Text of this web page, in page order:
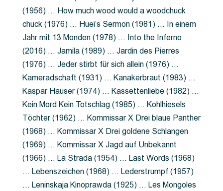
(1956) … How much wood would a woodchuck
chuck (1976) … Huei’s Sermon (1981) … In einem
Jahr mit 13 Monden (1978) … Into the Inferno
(2016) … Jamila (1989) … Jardin des Pierres
(1976) … Jeder stirbt für sich allein (1976) …
Kameradschaft (1931) … Kanakerbraut (1983) …
Kaspar Hauser (1974) … Kassettenliebe (1982) …
Kein Mord Kein Totschlag (1985) … Kohlhiesels
Töchter (1962) … Kommissar X Drei blaue Panther
(1968) … Kommissar X Drei goldene Schlangen
(1969) … Kommissar X Jagd auf Unbekannt
(1966) … La Strada (1954) … Last Words (1968)
… Lebenszeichen (1968) … Lederstrumpf (1957)
… Leninskaja Kinoprawda (1925) … Les Mongoles